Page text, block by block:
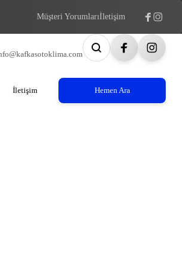
Müşteri Yorumlarıİletişim
İletişim Hemen Ara